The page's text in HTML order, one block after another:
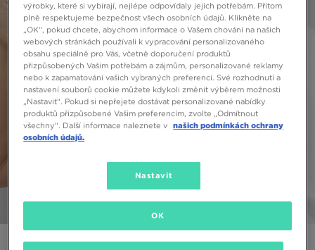
NEW ERA KLOBOUK NE ESSENTIAL BUCKET BLK NEW
výrobky, které si vybírají, nejlépe odpovídaly jejich potřebám. Přitom
plně respektujeme bezpečnost všech osobních údajů. Klikněte na
„OK“, pokud chcete, abychom informace o Vašem chování na našich
webových stránkách používali k vypracování personalizovaného
obsahu speciálně pro Vás, včetně doporučení produktů
přizpůsobených Vašim potřebám a zájmům, personalizované reklamy
nebo k zapamatování vašich vybraných preferencí. Své rozhodnutí a
nastavení souborů cookie můžete kdykoli změnit výběrem možnosti
„Nastavit“. Pokud si nepřejete dostávat personalizované nabídky
produktů přizpůsobené Vašim preferencím, zvolte „Odmítnout
všechny“. Další informace naleznete v našich podmínkách ochrany
osobních údajů.
Nastavit
OK